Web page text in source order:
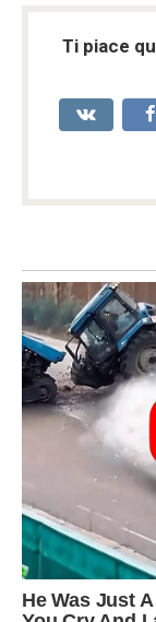
Ti piace